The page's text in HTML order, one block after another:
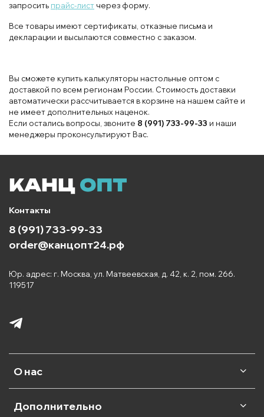
запросить прайс-лист через форму.
Все товары имеют сертификаты, отказные письма и
декларации и высылаются совместно с заказом.
Вы сможете купить калькуляторы настольные оптом с
доставкой по всем регионам России. Стоимость доставки
автоматически рассчитывается в корзине на нашем сайте и
не имеет дополнительных наценок.
Если остались вопросы, звоните 8 (991) 733-99-33 и наши
менеджеры проконсультируют Вас.
О нас
Дополнительно
Контакты
8 (991) 733-99-33
order@канцопт24.рф
Юр. адрес: г. Москва, ул. Матвеевская, д. 42, к. 2, пом. 266.
119517